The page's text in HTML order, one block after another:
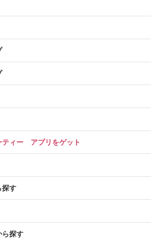
ティー アプリをゲット
探す
ら探す